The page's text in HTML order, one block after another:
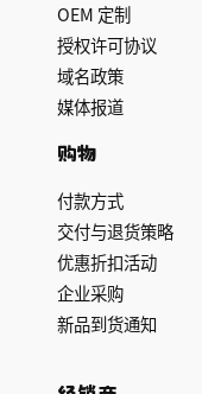
OEM 定制
授权许可协议
域名政策
媒体报道
购物
付款方式
交付与退货策略
优惠折扣活动
企业采购
新品到货通知